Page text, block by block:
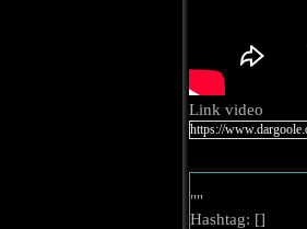
Link video
""
Hashtag: []